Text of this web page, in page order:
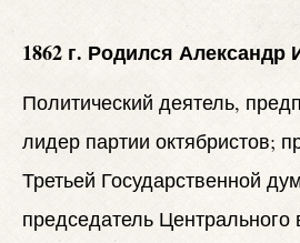
1862 г. Родился Александр
Политический деятель,
лидер партии октябристов;
Третьей Государственной
председатель Центрального